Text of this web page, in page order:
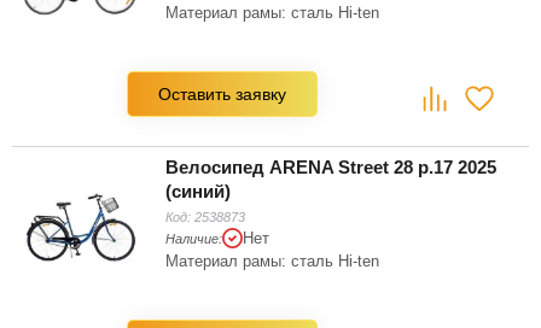
Материал рамы: сталь Hi-ten
Оставить заявку
Велосипед ARENA Street 28 р.17 2025
(синий)
Код: 2538873
Наличие:
Нет
Материал рамы: сталь Hi-ten